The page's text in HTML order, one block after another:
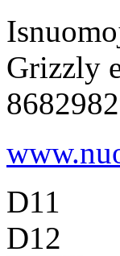
Grizzly
D11
D12